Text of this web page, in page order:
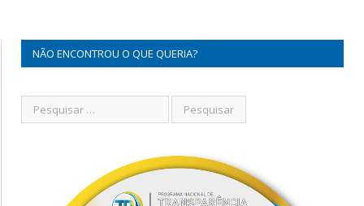
NÃO ENCONTROU O QUE QUERIA?